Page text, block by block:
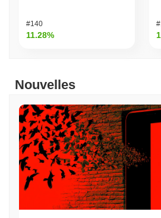
#140
11.28%
Nouvelles